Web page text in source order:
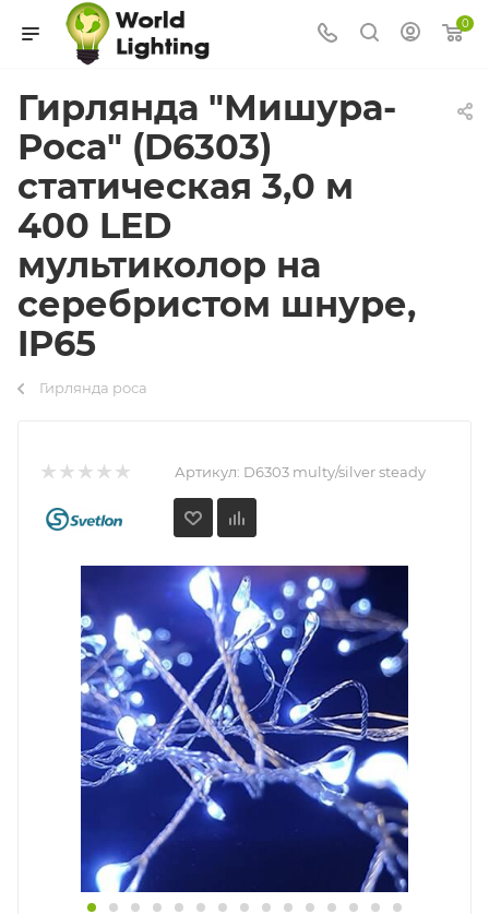
0
Гирлянда "Мишура-
Роса" (D6303)
статическая 3,0 м
400 LED
мультиколор на
серебристом шнуре,
IP65
Гирлянда роса
Артикул: D6303 multy/silver steady